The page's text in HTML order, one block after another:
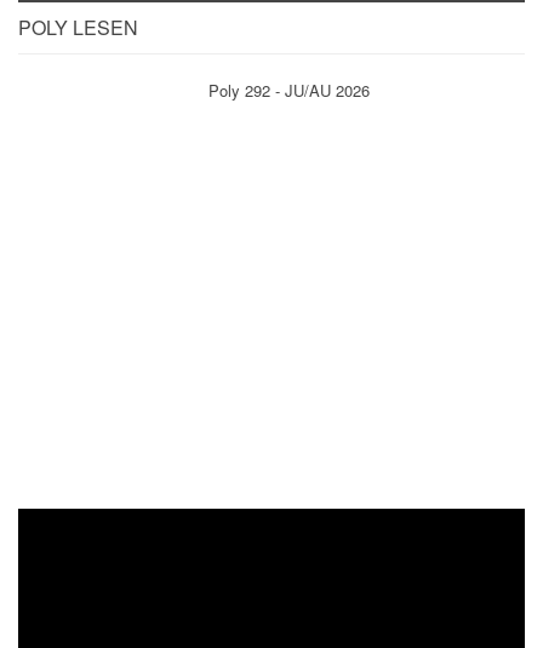
POLY LESEN
Poly 292 - JU/AU 2026